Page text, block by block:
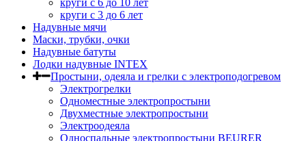
круги с 6 до 10 лет
круги c 3 до 6 лет
Надувные мячи
Маски, трубки, очки
Надувные батуты
Лодки надувные INTEX
Простыни, одеяла и грелки с электроподогревом
Электрогрелки
Одноместные электропростыни
Двухместные электропростыни
Электроодеяла
Односпальные электропростыни BEURER